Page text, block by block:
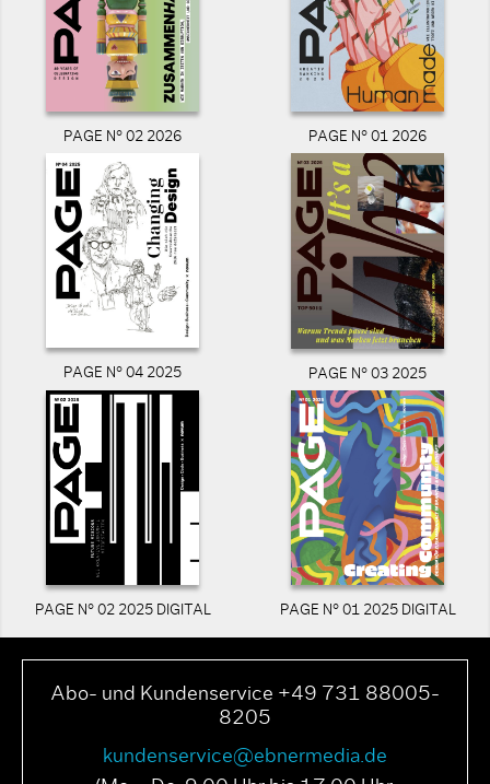
PAGE N° 02 2026 PAGE N° 01 2026
PAGE N° 04 2025 PAGE N° 03 2025
PAGE N° 02 2025 DIGITAL PAGE N° 01 2025 DIGITAL
Abo- und Kundenservice +49 731 88005-
8205
kundenservice@ebnermedia.de